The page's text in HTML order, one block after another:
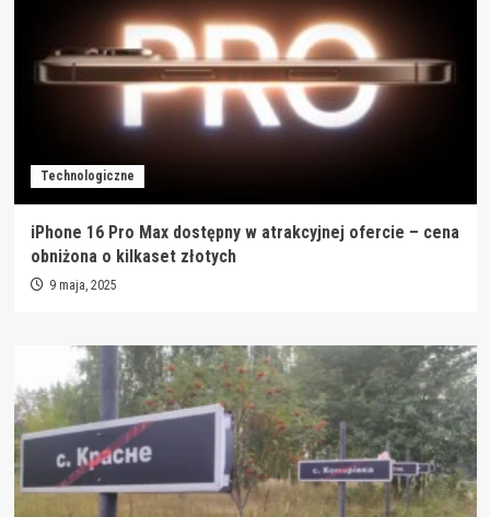
Technologiczne
iPhone 16 Pro Max dostępny w atrakcyjnej ofercie – cena
obniżona o kilkaset złotych
9 maja, 2025